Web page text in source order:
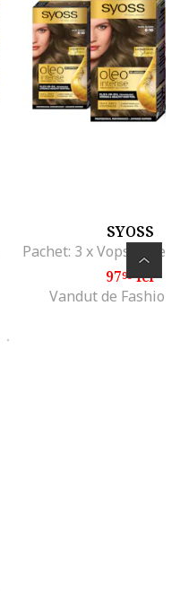
SYOSS
9799 lei
Vandut de Fashion